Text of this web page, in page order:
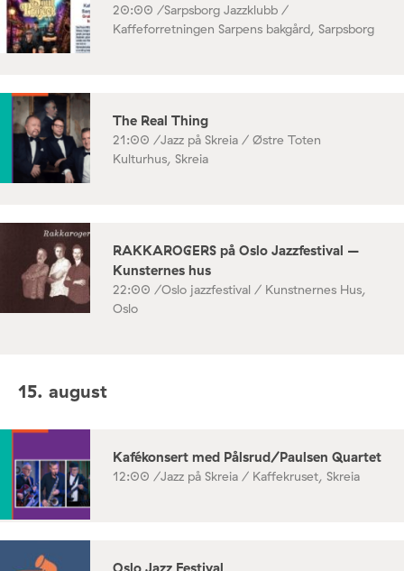
20:00 /Sarpsborg Jazzklubb /
Kaffeforretningen Sarpens bakgård, Sarpsborg
The Real Thing
21:00 /Jazz på Skreia / Østre Toten
Kulturhus, Skreia
RAKKAROGERS på Oslo Jazzfestival –
Kunsternes hus
22:00 /Oslo jazzfestival / Kunstnernes Hus,
Oslo
15. august
Kafékonsert med Pålsrud/Paulsen Quartet
12:00 /Jazz på Skreia / Kaffekruset, Skreia